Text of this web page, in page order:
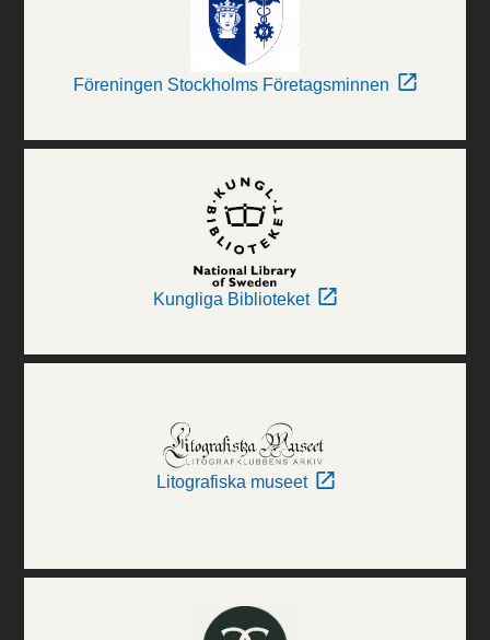
Föreningen Stockholms Företagsminnen
Kungliga Biblioteket
Litografiska museet